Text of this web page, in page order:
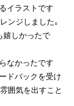
イラストです
ンジしました。
嬉しかったで
なかったです
ドバックを受け
囲気を出すこと